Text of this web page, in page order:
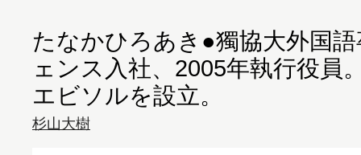
たなかひろあき●獨協大外国
ェンス入社、2005年執行役員
エビソルを設立。
杉山大樹